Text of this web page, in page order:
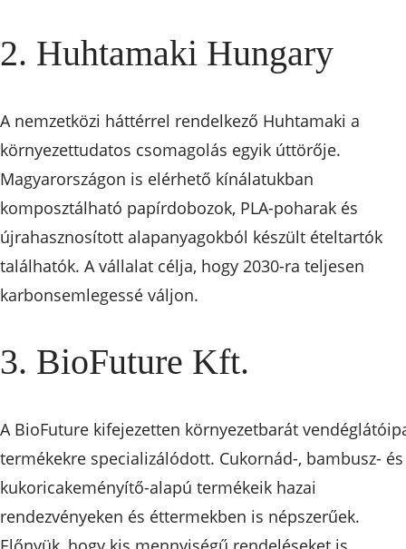
2. Huhtamaki Hungary
A nemzetközi háttérrel rendelkező Huhtamaki a
környezettudatos csomagolás egyik úttörője.
Magyarországon is elérhető kínálatukban
komposztálható papírdobozok, PLA-poharak és
újrahasznosított alapanyagokból készült ételtartók
találhatók. A vállalat célja, hogy 2030-ra teljesen
karbonsemlegessé váljon.
3. BioFuture Kft.
A BioFuture kifejezetten környezetbarát
termékekre specializálódott. Cukornád-, bambusz- és
kukoricakeményítő-alapú termékeik hazai
rendezvényeken és éttermekben is népszerűek.